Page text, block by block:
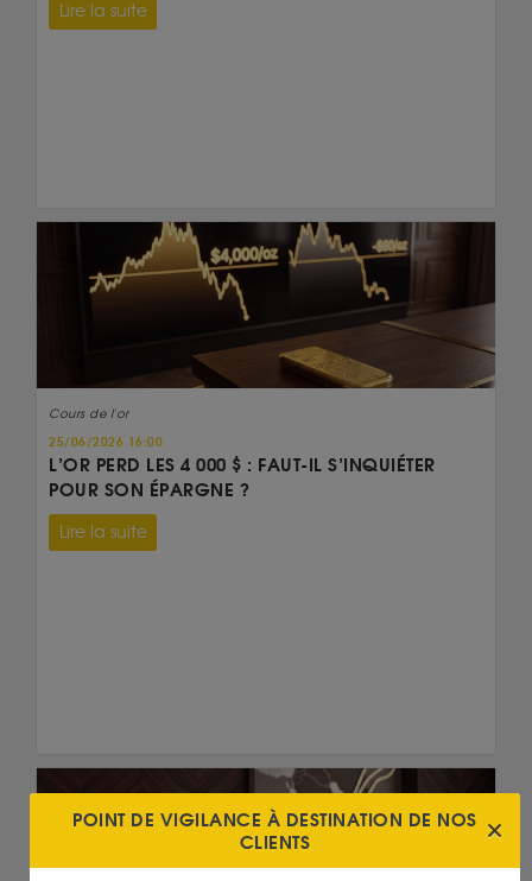
Lire la suite
Cours de l'or
25/06/2026 16:00
L’OR PERD LES 4 000 $ : FAUT-IL S’INQUIÉTER
POUR SON ÉPARGNE ?
Lire la suite
POINT DE VIGILANCE À DESTINATION DE NOS
CLIENTS